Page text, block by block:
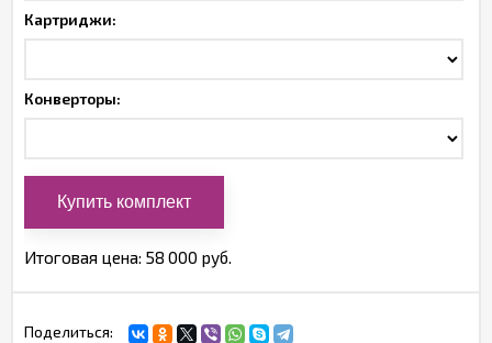
Картриджи:
Конверторы:
Итоговая цена: 58 000 руб.
Поделиться: